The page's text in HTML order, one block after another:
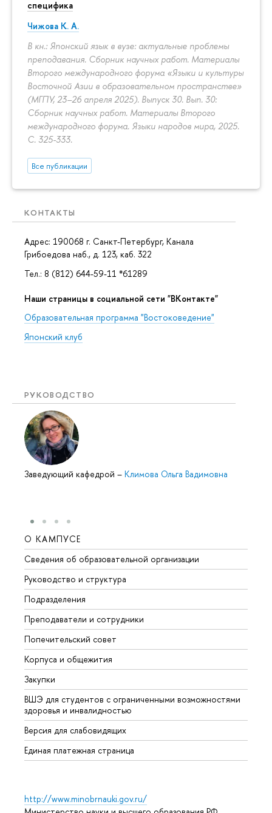
специфика
Чижова К. А.
В кн.: Японский язык в вузе: актуальные проблемы
преподавания. Сборник научных работ. Материалы
Второго международного форума «Языки и культуры
Восточной Азии в образовательном пространстве»
(МГПУ, 23–26 апреля 2025). Выпуск 30. Вып. 30:
Сборник научных работ. Материалы Второго
международного форума. Языки народов мира, 2025.
С. 325-333.
Все публикации
КОНТАКТЫ
Адрес: 190068 г. Санкт-Петербург, Канала
Грибоедова наб., д. 123, каб. 322
Тел.: 8 (812) 644-59-11 *61289
Наши страницы в социальной сети "ВКонтакте"
Образовательная программа "Востоковедение"
Японский клуб
РУКОВОДСТВО
Заведующий кафедрой – Климова Ольга Вадимовна
О КАМПУСЕ
Сведения об образовательной организации
Руководство и структура
Подразделения
Преподаватели и сотрудники
Попечительский совет
Корпуса и общежития
Закупки
ВШЭ для студентов с ограниченными возможностями
здоровья и инвалидностью
Версия для слабовидящих
Единая платежная страница
http://www.minobrnauki.gov.ru/